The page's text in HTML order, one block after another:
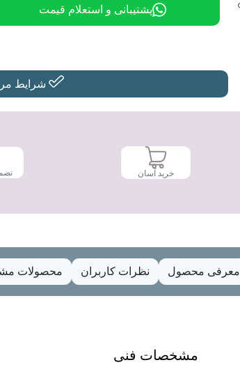
پشتیبانی و استعلام قیمت
شرایط
خرید آسان
معرفی محصول نظرات کاربران محصولات
مشخصات فنی